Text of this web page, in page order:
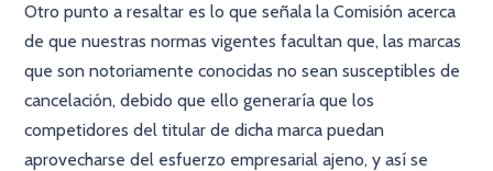
Otro punto a resaltar es lo que señala la Comisión acerca
de que nuestras normas vigentes facultan que, las marcas
que son notoriamente conocidas no sean susceptibles de
cancelación, debido que ello generaría que los
competidores del titular de dicha marca puedan
aprovecharse del esfuerzo empresarial ajeno, y así se